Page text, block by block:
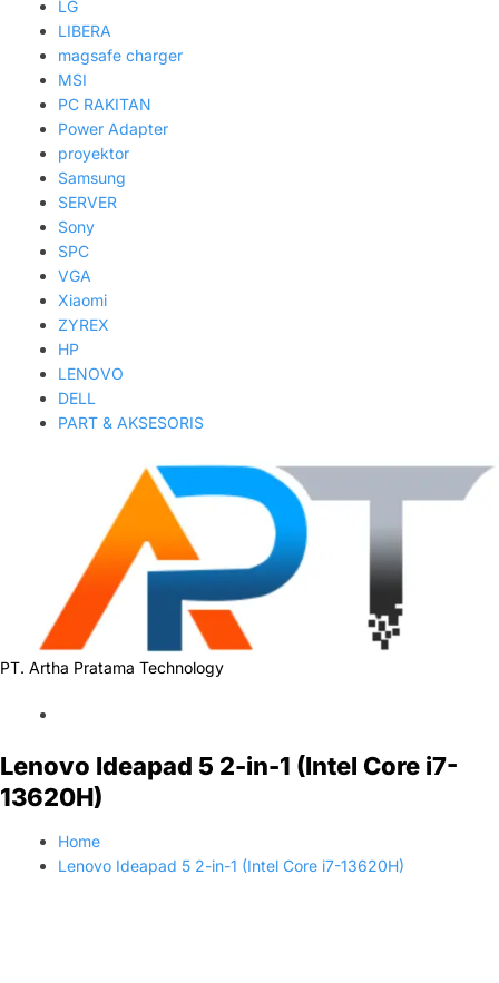
LG
LIBERA
magsafe charger
MSI
PC RAKITAN
Power Adapter
proyektor
Samsung
SERVER
Sony
SPC
VGA
Xiaomi
ZYREX
HP
LENOVO
DELL
PART & AKSESORIS
PT. Artha Pratama Technology
Lenovo Ideapad 5 2-in-1 (Intel Core i7-
13620H)
Home
Lenovo Ideapad 5 2-in-1 (Intel Core i7-13620H)